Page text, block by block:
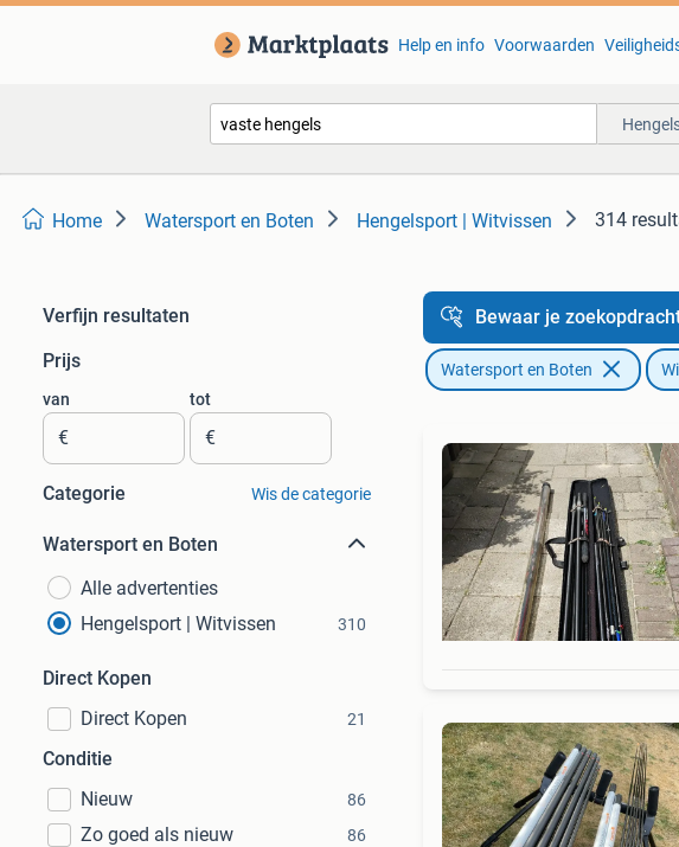
Help en info Voorwaarden
Home Watersport en Boten Hengelsport | Witvissen 314
Verfijn resultaten
Prijs
van
€
tot
€
Categorie Wis de categorie
Watersport en Boten
Alle advertenties
Hengelsport | Witvissen
310
Direct Kopen
Direct Kopen
21
Conditie
Nieuw
86
Zo goed als nieuw 86
Bewaar je
Watersport en Boten